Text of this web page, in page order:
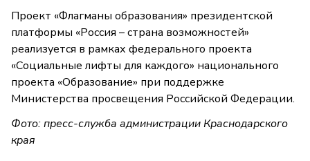
Проект «Флагманы образования» президентской
платформы «Россия – страна возможностей»
реализуется в рамках федерального проекта
«Социальные лифты для каждого» национального
проекта «Образование» при поддержке
Министерства просвещения Российской Федерации.
Фото: пресс-служба администрации Краснодарского
края